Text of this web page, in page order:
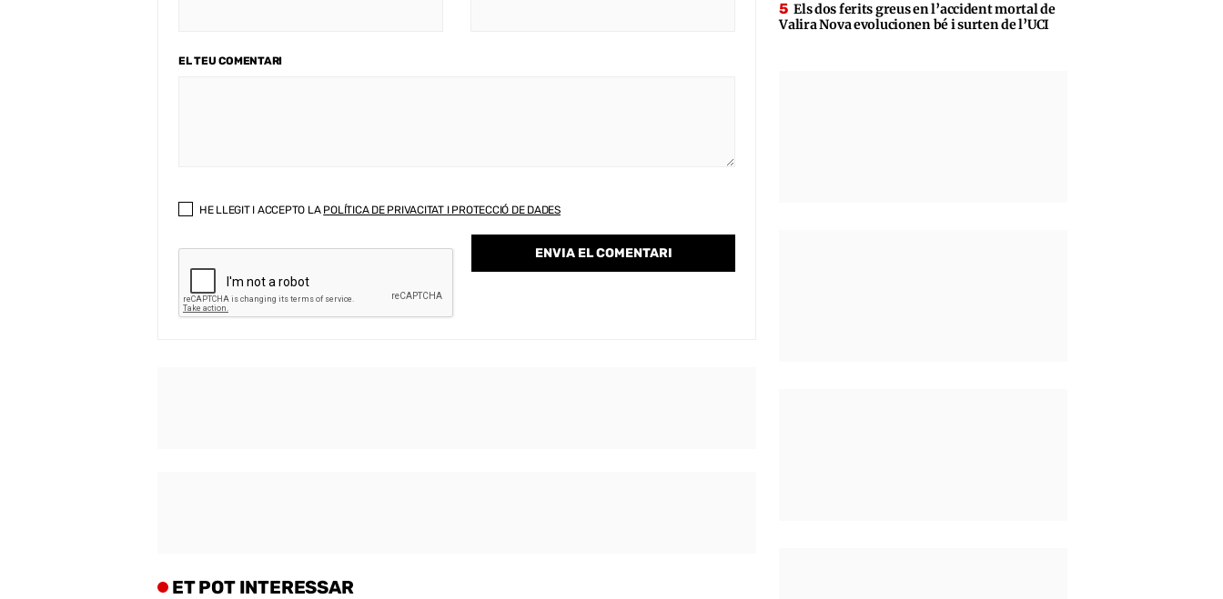
EL TEU COMENTARI
HE LLEGIT I ACCEPTO LA POLÍTICA DE PRIVACITAT I PROTECCIÓ DE DADES
ET POT INTERESSAR
Els dos ferits greus en l’accident mortal de
Valira Nova evolucionen bé i surten de l’UCI